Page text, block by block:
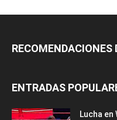
RECOMENDACIONES
ENTRADAS
Lucha en